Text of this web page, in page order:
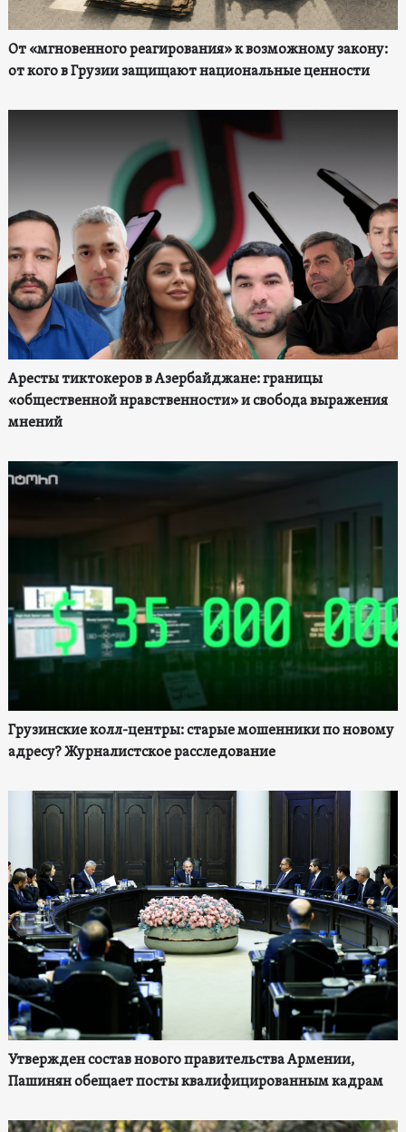
От «мгновенного реагирования» к возможному закону:
от кого в Грузии защищают национальные ценности
Аресты тиктокеров в Азербайджане: границы
«общественной нравственности» и свобода выражения
мнений
Грузинские колл-центры: старые мошенники по новому
адресу? Журналистское расследование
Утвержден состав нового правительства Армении,
Пашинян обещает посты квалифицированным кадрам